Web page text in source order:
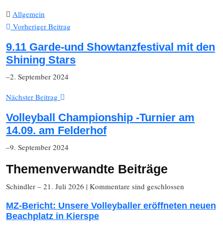
Allgemein
Vorheriger Beitrag
9.11 Garde-und Showtanzfestival mit den
Shining Stars
–2. September 2024
Nächster Beitrag
Volleyball Championship -Turnier am
14.09. am Felderhof
–9. September 2024
Themenverwandte Beiträge
Schindler – 21. Juli 2026 | Kommentare sind geschlossen
MZ-Bericht: Unsere Volleyballer eröffneten neuen
Beachplatz in Kierspe